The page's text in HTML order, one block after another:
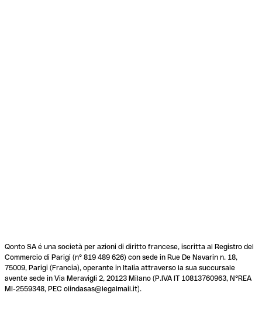
Qonto SA é una società per azioni di diritto francese, iscritta al Registro del
Commercio di Parigi (n° 819 489 626) con sede in Rue De Navarin n. 18,
75009, Parigi (Francia), operante in Italia attraverso la sua succursale
avente sede in Via Meravigli 2, 20123 Milano (P.IVA IT 10813760963, N°REA
MI-2559348, PEC olindasas@legalmail.it).